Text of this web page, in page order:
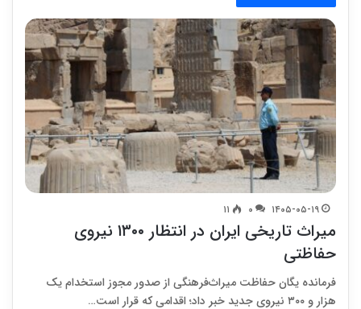
۱۴۰۵-۰۵-۱۹ ۰ ۱۱
میراث تاریخی ایران در انتظار ۱۳۰۰ نیروی
حفاظتی
فرمانده یگان حفاظت میراث‌فرهنگی از صدور مجوز استخدام یک
هزار و ۳۰۰ نیروی جدید خبر داد؛ اقدامی که قرار است…